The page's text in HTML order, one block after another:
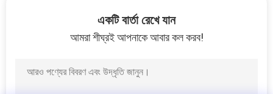
একটি বার্তা রেখে যান
আমরা শীঘ্রই আপনাকে আবার কল করব!